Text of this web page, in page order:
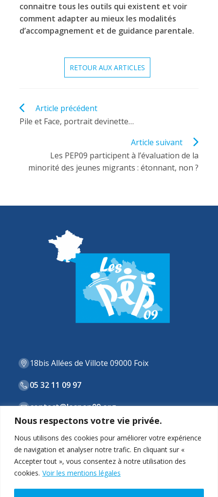
Nous respectons votre vie privée.
Nous utilisons des cookies pour améliorer votre expérience
de navigation et analyser notre trafic. En cliquant sur «
Accepter tout », vous consentez à notre utilisation des
cookies. Voir les mentions légales
connaitre tous les outils qui existent et voir
comment adapter au mieux les modalités
d’accompagnement et de guidance parentale.
RETOUR AUX ARTICLES
Read
more
articles
Article précédent
Pile et Face, portrait devinette…
Article suivant
Les PEP09 participent à l’évaluation de la
minorité des jeunes migrants : étonnant, non ?
18bis Allées de Villote 09000 Foix
05 32 11 09 97
contact@lespep09.org
ASSOCIATION
STRUCTURES & DISPOSITIFS